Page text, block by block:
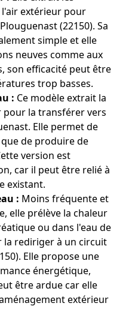
extérieur pour
(22150). Sa
simple et elle
neuves comme aux
son efficacité peut être
trop basses.
: Ce modèle extrait la
la transférer vers
Elle permet de
de produire de
version est
car il peut être relié à
existant.
: Moins fréquente et
elle prélève la chaleur
ou dans l'eau de
la rediriger à un circuit
Elle propose une
énergétique,
être ardue car elle
extérieur